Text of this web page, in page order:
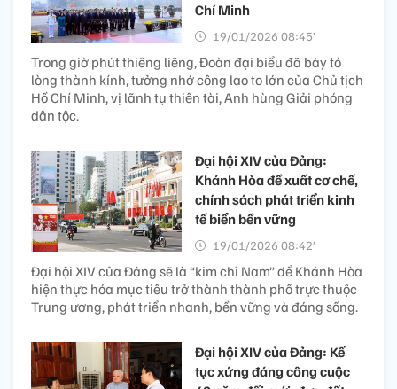
Chí Minh
19/01/2026 08:45’
Trong giờ phút thiêng liêng, Đoàn đại biểu đã bày tỏ
lòng thành kính, tưởng nhớ công lao to lớn của Chủ tịch
Hồ Chí Minh, vị lãnh tụ thiên tài, Anh hùng Giải phóng
dân tộc.
Đại hội XIV của Đảng:
Khánh Hòa đề xuất cơ chế,
chính sách phát triển kinh
tế biển bền vững
19/01/2026 08:42’
Đại hội XIV của Đảng sẽ là “kim chỉ Nam” để Khánh Hòa
hiện thực hóa mục tiêu trở thành thành phố trực thuộc
Trung ương, phát triển nhanh, bền vững và đáng sống.
Đại hội XIV của Đảng: Kế
tục xứng đáng công cuộc